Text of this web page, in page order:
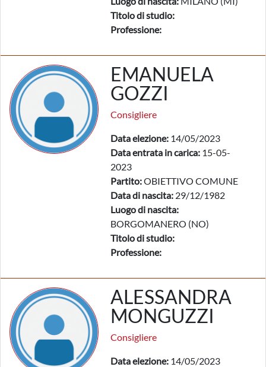
Titolo di studio:
Professione:
EMANUELA
GOZZI
Consigliere
Data elezione: 14/05/2023
Data entrata in carica: 15-05-
2023
Partito:OBIETTIVO COMUNE
Data di nascita: 29/12/1982
Luogo di nascita:
BORGOMANERO (NO)
Titolo di studio:
Professione:
ALESSANDRA
MONGUZZI
Consigliere
Data elezione: 14/05/2023